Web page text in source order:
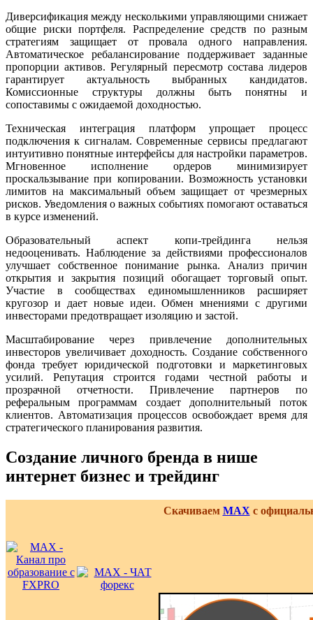
Диверсификация между несколькими управляющими снижает
общие риски портфеля. Распределение средств по разным
стратегиям защищает от провала одного направления.
Автоматическое ребалансирование поддерживает заданные
пропорции активов. Регулярный пересмотр состава лидеров
гарантирует актуальность выбранных кандидатов.
Комиссионные структуры должны быть понятны и
сопоставимы с ожидаемой доходностью.
Техническая интеграция платформ упрощает процесс
подключения к сигналам. Современные сервисы предлагают
интуитивно понятные интерфейсы для настройки параметров.
Мгновенное исполнение ордеров минимизирует
проскальзывание при копировании. Возможность установки
лимитов на максимальный объем защищает от чрезмерных
рисков. Уведомления о важных событиях помогают оставаться
в курсе изменений.
Образовательный аспект копи-трейдинга нельзя
недооценивать. Наблюдение за действиями профессионалов
улучшает собственное понимание рынка. Анализ причин
открытия и закрытия позиций обогащает торговый опыт.
Участие в сообществах единомышленников расширяет
кругозор и дает новые идеи. Обмен мнениями с другими
инвесторами предотвращает изоляцию и застой.
Масштабирование через привлечение дополнительных
инвесторов увеличивает доходность. Создание собственного
фонда требует юридической подготовки и маркетинговых
усилий. Репутация строится годами честной работы и
прозрачной отчетности. Привлечение партнеров по
реферальным программам создает дополнительный поток
клиентов. Автоматизация процессов освобождает время для
стратегического планирования развития.
Создание личного бренда в нише
интернет бизнес и трейдинг
Скачиваем MAX с